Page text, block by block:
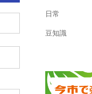
日常
豆知識